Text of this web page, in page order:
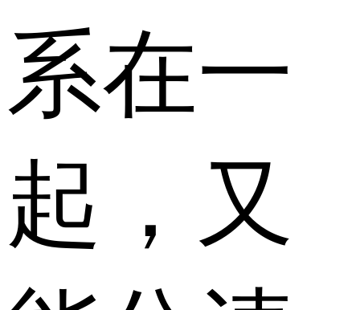
系在一
起，又